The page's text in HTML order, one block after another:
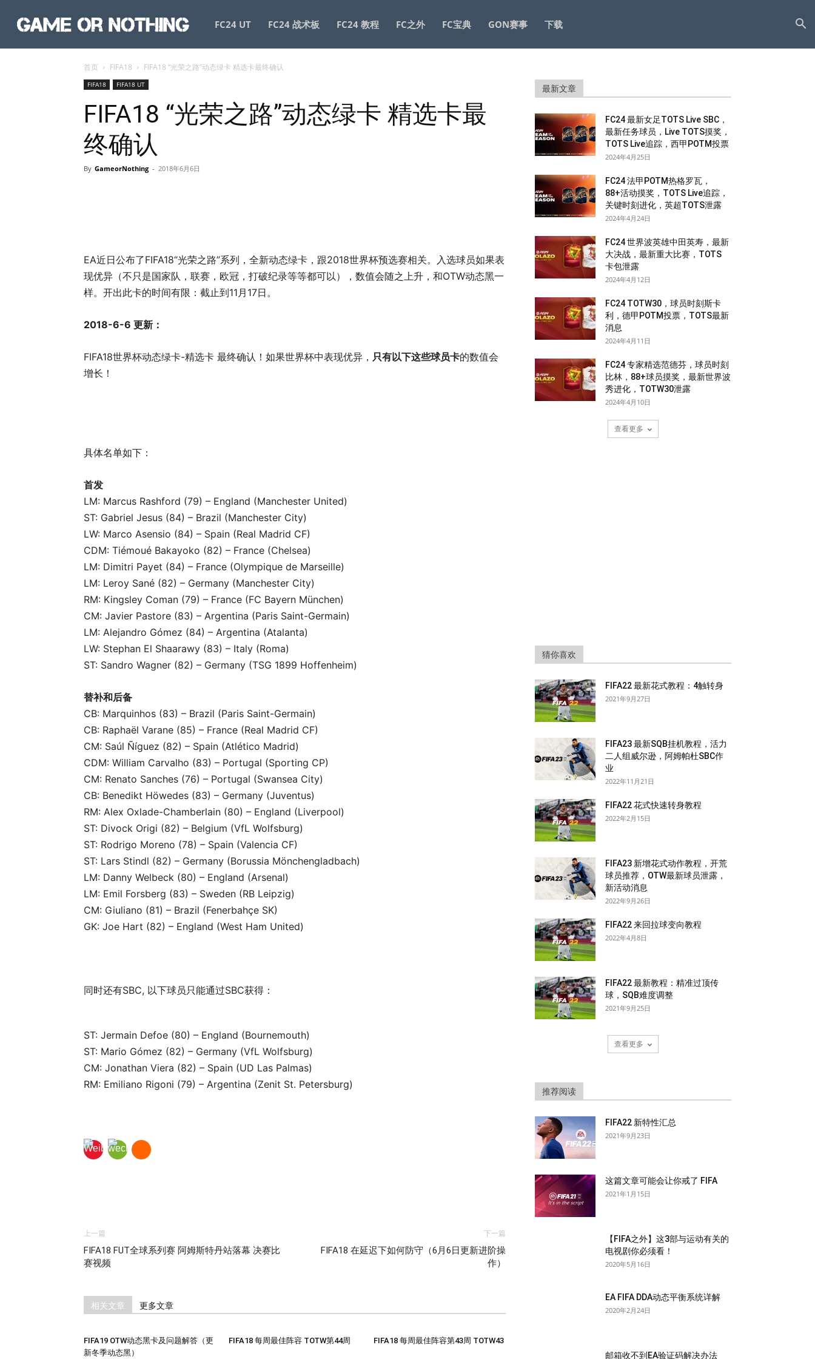
GameorNothing
FC24 UT FC24 战术板 FC24 教程 FC之外 FC宝典 GON赛事 下载
首页 FIFA18 FIFA18 “光荣之路”动态绿卡 精选卡最终确认
FIFA18 FIFA18 UT
FIFA18 “光荣之路”动态绿卡 精选卡最
终确认
By GameorNothing - 2018年6月6日
EA近日公布了FIFA18“光荣之路”系列，全新动态绿卡，跟2018世界杯预选赛相关。入选球员如果表
现优异（不只是国家队，联赛，欧冠，打破纪录等等都可以），数值会随之上升，和OTW动态黑一
样。开出此卡的时间有限：截止到11月17日。
2018-6-6 更新：
FIFA18世界杯动态绿卡-精选卡 最终确认！如果世界杯中表现优异， 只有以下这些球员卡的数值会
增长！
具体名单如下：
首发
LM: Marcus Rashford (79) – England (Manchester United)
ST: Gabriel Jesus (84) – Brazil (Manchester City)
LW: Marco Asensio (84) – Spain (Real Madrid CF)
CDM: Tiémoué Bakayoko (82) – France (Chelsea)
LM: Dimitri Payet (84) – France (Olympique de Marseille)
LM: Leroy Sané (82) – Germany (Manchester City)
RM: Kingsley Coman (79) – France (FC Bayern München)
CM: Javier Pastore (83) – Argentina (Paris Saint-Germain)
LM: Alejandro Gómez (84) – Argentina (Atalanta)
LW: Stephan El Shaarawy (83) – Italy (Roma)
ST: Sandro Wagner (82) – Germany (TSG 1899 Hoffenheim)
替补和后备
CB: Marquinhos (83) – Brazil (Paris Saint-Germain)
CB: Raphaël Varane (85) – France (Real Madrid CF)
CM: Saúl Ñíguez (82) – Spain (Atlético Madrid)
CDM: William Carvalho (83) – Portugal (Sporting CP)
CM: Renato Sanches (76) – Portugal (Swansea City)
CB: Benedikt Höwedes (83) – Germany (Juventus)
RM: Alex Oxlade-Chamberlain (80) – England (Liverpool)
ST: Divock Origi (82) – Belgium (VfL Wolfsburg)
ST: Rodrigo Moreno (78) – Spain (Valencia CF)
ST: Lars Stindl (82) – Germany (Borussia Mönchengladbach)
LM: Danny Welbeck (80) – England (Arsenal)
LM: Emil Forsberg (83) – Sweden (RB Leipzig)
CM: Giuliano (81) – Brazil (Fenerbahçe SK)
GK: Joe Hart (82) – England (West Ham United)
同时还有SBC, 以下球员只能通过SBC获得：
ST: Jermain Defoe (80) – England (Bournemouth)
ST: Mario Gómez (82) – Germany (VfL Wolfsburg)
CM: Jonathan Viera (82) – Spain (UD Las Palmas)
RM: Emiliano Rigoni (79) – Argentina (Zenit St. Petersburg)
上一篇
FIFA18 FUT全球系列赛 阿姆斯特丹站落幕 决赛比
赛视频
下一篇
FIFA18 在延迟下如何防守（6月6日更新进阶操
作）
相关文章 更多文章
FIFA19 OTW动态黑卡及问题解答（更
新冬季动态黑）
FIFA18 每周最佳阵容 TOTW第44周 FIFA18 每周最佳阵容第43周 TOTW43
最新文章
FC24 最新女足TOTS Live SBC，
最新任务球员，Live TOTS摸奖，
TOTS Live追踪，西甲POTM投票
2024年4月25日
FC24 法甲POTM热格罗瓦，
88+活动摸奖，TOTS Live追踪，
关键时刻进化，英超TOTS泄露
2024年4月24日
FC24 世界波英雄中田英寿，最新
大决战，最新重大比赛，TOTS
卡包泄露
2024年4月12日
FC24 TOTW30，球员时刻斯卡
利，德甲POTM投票，TOTS最新
消息
2024年4月11日
FC24 专家精选范德芬，球员时刻
比林，88+球员摸奖，最新世界波
秀进化，TOTW30泄露
2024年4月10日
查看更多
猜你喜欢
FIFA22 最新花式教程：4触转身
2021年9月27日
FIFA23 最新SQB挂机教程，活力
二人组威尔逊，阿姆帕杜SBC作
业
2022年11月21日
FIFA22 花式快速转身教程
2022年2月15日
FIFA23 新增花式动作教程，开荒
球员推荐，OTW最新球员泄露，
新活动消息
2022年9月26日
FIFA22 来回拉球变向教程
2022年4月8日
FIFA22 最新教程：精准过顶传
球，SQB难度调整
2021年9月25日
查看更多
推荐阅读
FIFA22 新特性汇总
2021年9月23日
这篇文章可能会让你戒了 FIFA
2021年1月15日
【FIFA之外】这3部与运动有关的
电视剧你必须看！
2020年5月16日
EA FIFA DDA动态平衡系统详解
2020年2月24日
邮箱收不到EA验证码解决办法